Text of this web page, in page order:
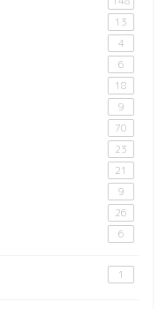
13
4
6
18
9
70
23
21
9
26
6
1